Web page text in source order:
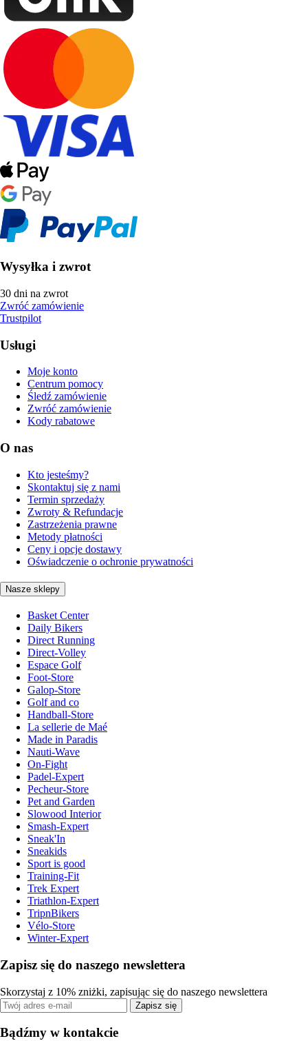
Wysyłka i zwrot
30 dni na zwrot
Zwróć zamówienie
Trustpilot
Usługi
Moje konto
Centrum pomocy
Śledź zamówienie
Zwróć zamówienie
Kody rabatowe
O nas
Kto jesteśmy?
Skontaktuj się z nami
Termin sprzedaży
Zwroty & Refundacje
Zastrzeżenia prawne
Metody płatności
Ceny i opcje dostawy
Oświadczenie o ochronie prywatności
Nasze sklepy
Basket Center
Daily Bikers
Direct Running
Direct-Volley
Espace Golf
Foot-Store
Galop-Store
Golf and co
Handball-Store
La sellerie de Maé
Made in Paradis
Nauti-Wave
On-Fight
Padel-Expert
Pecheur-Store
Pet and Garden
Slowood Interior
Smash-Expert
Sneak'In
Sneakids
Sport is good
Training-Fit
Trek Expert
Triathlon-Expert
TripnBikers
Vélo-Store
Winter-Expert
Zapisz się do naszego newslettera
Skorzystaj z 10% zniżki, zapisując się do naszego newslettera
Zapisz się
Bądźmy w kontakcie